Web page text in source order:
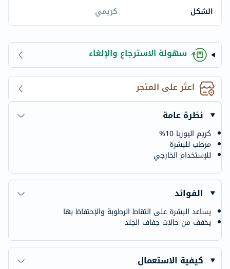
الشكل كريمي
سهولة الاسترجاع والإلغاء
اعثر على المتجر
نظرة عامة
كريم اليوريا 10%
مرطب للبشرة
للإستخدام الخارجي
الفوائد
يساعد البشرة على التقاط الرطوبة والإحتفاظ بها
يخفف من حالات جفاف الجلد
كيفية الاستعمال